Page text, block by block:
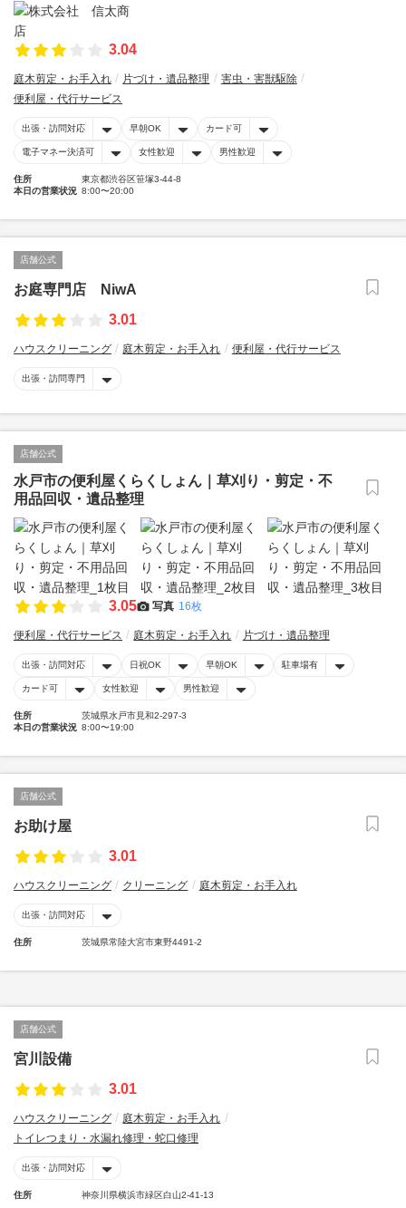
3.04
庭木剪定・お手入れ 片づけ・遺品整理
害虫・害獣駆除
便利屋・代行サービス
出張・訪問対応 早朝OK カード可
電子マネー決済可 女性歓迎 男性歓迎
住所
東京都渋谷区笹塚3-44-8
本日の営業状況 8:00〜20:00
店舗公式
お庭専門店 NiwA
3.01
ハウスクリーニング 庭木剪定・お手入れ 便利屋・代行サービス
出張・訪問専門
店舗公式
水戸市の便利屋くらくしょん｜草刈り・剪定・不
用品回収・遺品整理
3.05 写真 16枚
便利屋・代行サービス 庭木剪定・お手入れ 片づけ・遺品整理
出張・訪問対応 日祝OK 早朝OK 駐車場有
カード可 女性歓迎 男性歓迎
住所
茨城県水戸市見和2-297-3
本日の営業状況 8:00〜19:00
店舗公式
お助け屋
3.01
ハウスクリーニング クリーニング 庭木剪定・お手入れ
出張・訪問対応
住所 茨城県常陸大宮市東野4491-2
店舗公式
宮川設備
3.01
ハウスクリーニング
庭木剪定・お手入れ
トイレつまり・水漏れ修理・蛇口修理
出張・訪問対応
住所 神奈川県横浜市緑区白山2-41-13